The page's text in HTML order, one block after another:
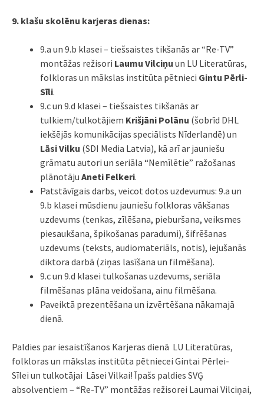
9. klašu skolēnu karjeras dienas:
9.a un 9.b klasei – tiešsaistes tikšanās ar “Re-TV”
montāžas režisori Laumu Vilciņu un LU Literatūras,
folkloras un mākslas institūta pētnieci Gintu Pērli-
Sīli.
9.c un 9.d klasei – tiešsaistes tikšanās ar
tulkiem/tulkotājiem Krišjāni Polānu (šobrīd DHL
iekšējās komunikācijas speciālists Nīderlandē) un
Lāsi Vilku (SDI Media Latvia), kā arī ar jauniešu
grāmatu autori un seriāla “Nemīlētie” ražošanas
plānotāju Aneti Felkeri.
Patstāvīgais darbs, veicot dotos uzdevumus: 9.a un
9.b klasei mūsdienu jauniešu folkloras vākšanas
uzdevums (tenkas, zīlēšana, pieburšana, veiksmes
piesaukšana, špikošanas paradumi), šifrēšanas
uzdevums (teksts, audiomateriāls, notis), iejušanās
diktora darbā (ziņas lasīšana un filmēšana).
9.c un 9.d klasei tulkošanas uzdevums, seriāla
filmēšanas plāna veidošana, ainu filmēšana.
Paveiktā prezentēšana un izvērtēšana nākamajā
dienā.
Paldies par iesaistīšanos Karjeras dienā LU Literatūras,
folkloras un mākslas institūta pētniecei Gintai Pērlei-
Sīlei un tulkotājai Lāsei Vilkai! Īpašs paldies SVĢ
absolventiem – “Re-TV” montāžas režisorei Laumai Vilciņai,